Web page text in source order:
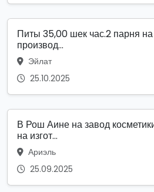
Питы 35,00 шек час.2 парня
производ...
Эйлат
25.10.2025
В Рош Аине на завод
на изгот...
Ариэль
25.09.2025